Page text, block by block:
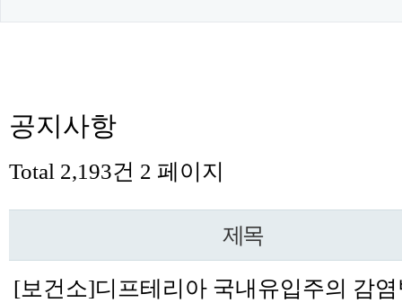
공지사항
Total 2,193건 2 페이지
제목